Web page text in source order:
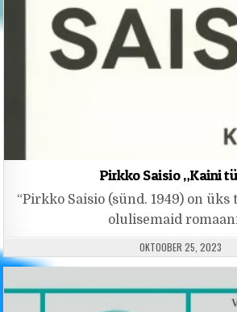
Pirkko Saisio „Kaini
“Pirkko Saisio (sünd. 1949) on üks
olulisemaid
PUBLISHED DATE:
OKTOOBER 25, 2023